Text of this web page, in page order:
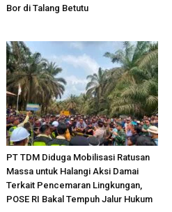
Bor di Talang Betutu
PT TDM Diduga Mobilisasi Ratusan
Massa untuk Halangi Aksi Damai
Terkait Pencemaran Lingkungan,
POSE RI Bakal Tempuh Jalur Hukum